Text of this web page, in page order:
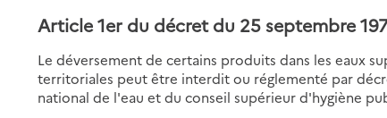
Article 1er du décret du 25 septembre
Le déversement de certains produits dans les eaux
territoriales peut être interdit ou réglementé par
national de l'eau et du conseil supérieur d'hygiène